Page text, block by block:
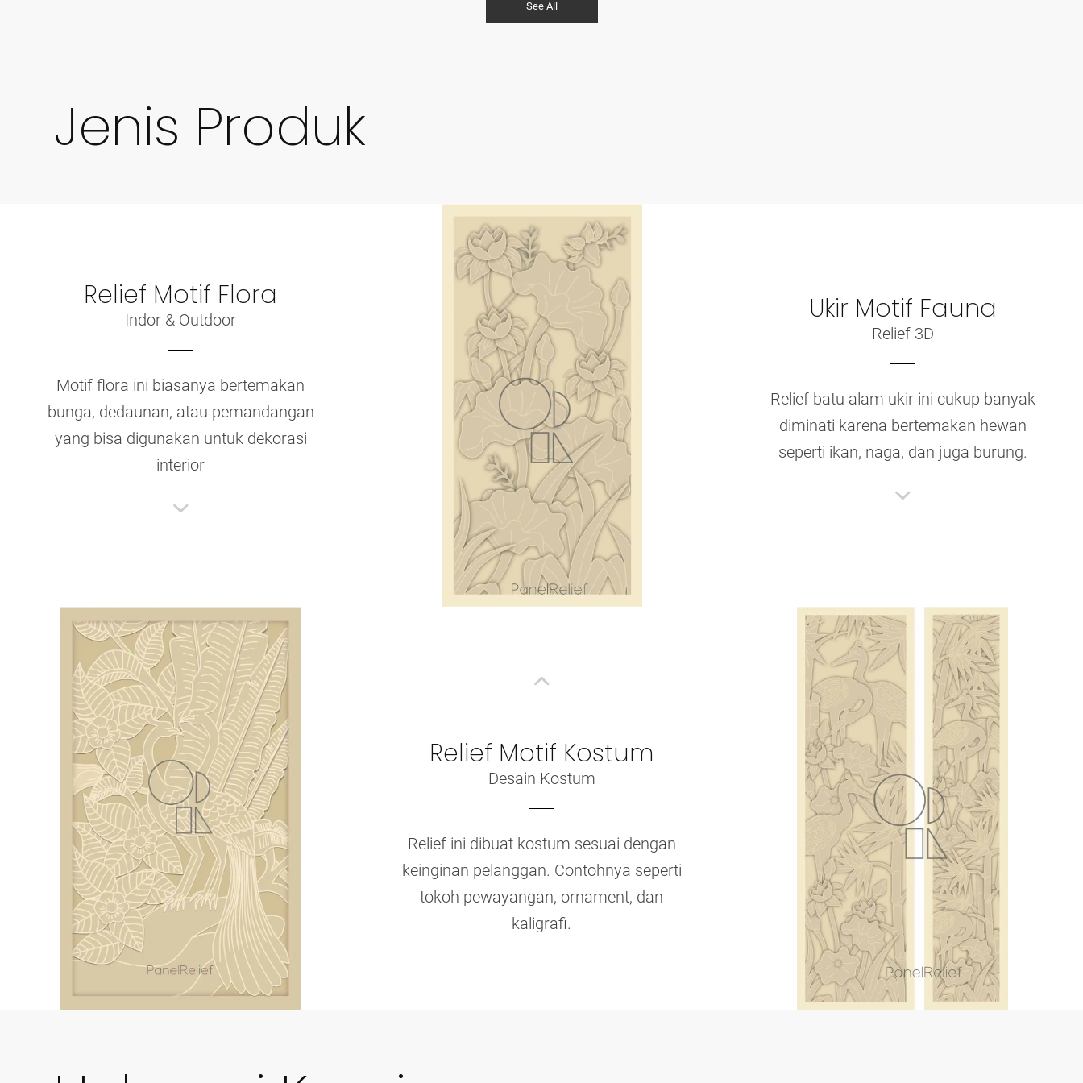
See All
Jenis Produk
Relief Motif Flora
Indor & Outdoor
Motif flora ini biasanya bertemakan
bunga, dedaunan, atau pemandangan
yang bisa digunakan untuk dekorasi
interior
Ukir Motif Fauna
Relief 3D
Relief batu alam ukir ini cukup banyak
diminati karena bertemakan hewan
seperti ikan, naga, dan juga burung.
Relief Motif Kostum
Desain Kostum
Relief ini dibuat kostum sesuai dengan
keinginan pelanggan. Contohnya seperti
tokoh pewayangan, ornament, dan
kaligrafi.